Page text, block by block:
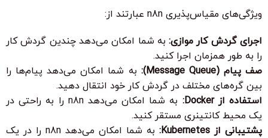
ویژگی‌های مقیاس‌پذیری n8n عبارتند از:
اجرای گردش کار موازی:به شما امکان می‌دهد چندین گردش کار
را به طور همزمان اجرا کنید.
صف پیام (Message Queue):
به شما امکان می‌دهد پیام‌ها را
بین گره‌های مختلف در گردش کار خود انتقال دهید.
استفاده از Docker:
به شما امکان می‌دهد n8n را به راحتی در
یک محیط کانتینری مستقر کنید.
پشتیبانی از Kubernetes:
به شما امکان می‌دهد n8n را در یک